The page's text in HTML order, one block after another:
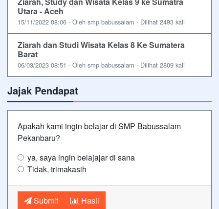
Utara - Aceh
15/11/2022 08:06 - Oleh smp babussalam - Dilihat 2493 kali
Ziarah dan Studi Wisata Kelas 8 Ke Sumatera
Barat
06/03/2023 08:51 - Oleh smp babussalam - Dilihat 2809 kali
Jajak Pendapat
Apakah kami ingin belajar di SMP Babussalam
Pekanbaru?
ya, saya ingin belajajar di sana
Tidak, trimakasih
Submit Hasil